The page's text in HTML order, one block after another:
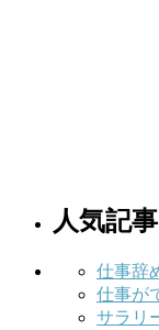
人気記事
仕事辞
仕事が
サラリ